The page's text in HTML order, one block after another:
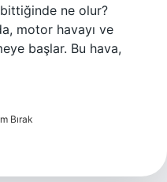
bittiğinde ne olur?
motor havayı ve
başlar. Bu hava,
Bırak